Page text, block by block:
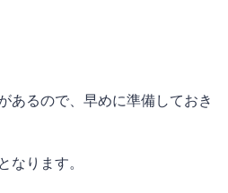
あるので、早めに準備しておき
なります。